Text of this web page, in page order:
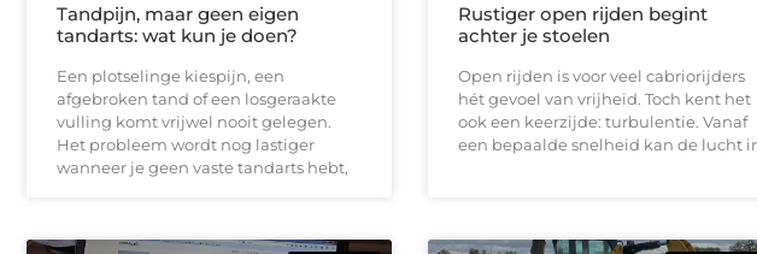
Tandpijn, maar geen eigen
tandarts: wat kun je doen?
Een plotselinge kiespijn, een
afgebroken tand of een losgeraakte
vulling komt vrijwel nooit gelegen.
Het probleem wordt nog lastiger
wanneer je geen vaste tandarts hebt,
Rustiger open rijden begint
achter je stoelen
Open rijden is voor veel cabriorijders
hét gevoel van vrijheid. Toch kent het
ook een keerzijde: turbulentie. Vanaf
een bepaalde snelheid kan de lucht